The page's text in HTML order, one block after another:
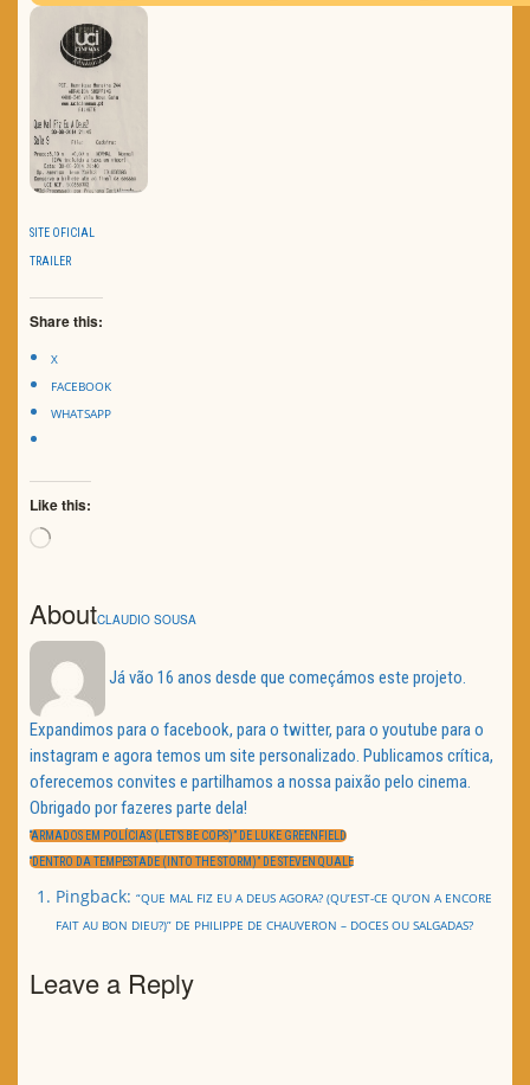
SITE OFICIAL
TRAILER
Share this:
X
FACEBOOK
WHATSAPP
Like this:
Loading…
AboutCLAUDIO SOUSA
Já vão 16 anos desde que começámos este projeto.
Expandimos para o facebook, para o twitter, para o youtube para o
instagram e agora temos um site personalizado. Publicamos crítica,
oferecemos convites e partilhamos a nossa paixão pelo cinema.
Obrigado por fazeres parte dela!
Navegação
de
artigos
PREVIOUS
POST:
“ARMADOS EM POLÍCIAS (LET’S BE COPS)” DE LUKE GREENFIELD
NEXT
POST:
“DENTRO DA TEMPESTADE (INTO THE STORM)” DE STEVEN QUALE
Pingback:“QUE MAL FIZ EU A DEUS AGORA? (QU’EST-CE QU’ON A ENCORE
FAIT AU BON DIEU?)” DE PHILIPPE DE CHAUVERON – DOCES OU SALGADAS?
Leave a Reply